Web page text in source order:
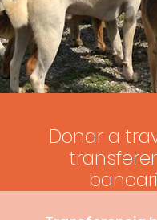
Donar a